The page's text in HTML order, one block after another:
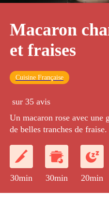
Macaron
et fraises
Cuisine Française
sur 35 avis
Un macaron rose avec une
de belles tranches de fraise.
30min 30min 20min